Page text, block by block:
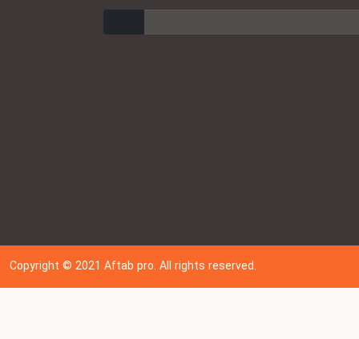
Copyright © 202 1Aftab pro. All rights reserved.